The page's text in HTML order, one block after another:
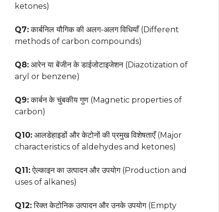
ketones)
Q7:कार्बनिल यौगिक की अलग-अलग विधियाँ (Different
methods of carbon compounds)
Q8: आरेन या बेंजीन के डाईजोटाइजेशन (Diazotization of
aryl or benzene)
Q9:कार्बन के चुंबकीय गुण (Magnetic properties of
carbon)
Q10: आलडेहाइडों और केटोनों की प्रमुख विशेषताएँ (Major
characteristics of aldehydes and ketones)
Q11:ऐल्काइन का उत्पादन और उपयोग (Production and
uses of alkanes)
Q12:रिक्त केटोनिक उत्पादन और उनके उपयोग (Empty